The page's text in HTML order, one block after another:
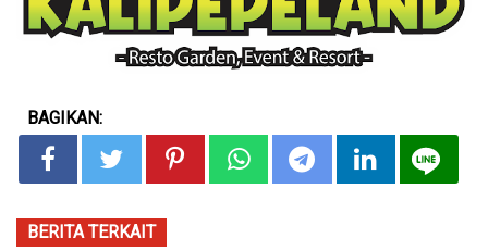
BAGIKAN:
BERITA TERKAIT